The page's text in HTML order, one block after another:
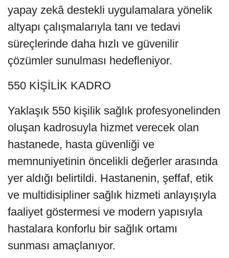
yapay zekâ destekli uygulamalara yönelik
altyapı çalışmalarıyla tanı ve tedavi
süreçlerinde daha hızlı ve güvenilir
çözümler sunulması hedefleniyor.
550 KİŞİLİK KADRO
Yaklaşık 550 kişilik sağlık profesyonelinden
oluşan kadrosuyla hizmet verecek olan
hastanede, hasta güvenliği ve
memnuniyetinin öncelikli değerler arasında
yer aldığı belirtildi. Hastanenin, şeffaf, etik
ve multidisipliner sağlık hizmeti anlayışıyla
faaliyet göstermesi ve modern yapısıyla
hastalara konforlu bir sağlık ortamı
sunması amaçlanıyor.